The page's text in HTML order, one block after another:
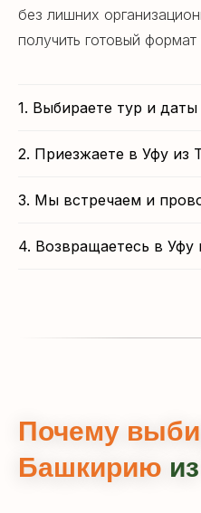
без лишних
получить готовый формат
1. Выбираете тур и даты
2. Приезжаете в Уфу из
3. Мы встречаем и
4. Возвращаетесь в
Почему
Башкирию